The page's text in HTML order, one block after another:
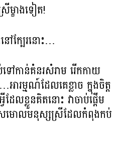
ម្ខាងទៀត!
ៅក្បែរនោះ…
ៅកាន់គំនរសំរាម រើកកាយ
អារម្មណ៍ដែលគេខ្លាច ក្នុងចិត្ត
លខ្លួនគិតនោះ វាចាប់ផ្ដើម
ស្រមោលមនុស្សស្រីដែលកំពុងកប់